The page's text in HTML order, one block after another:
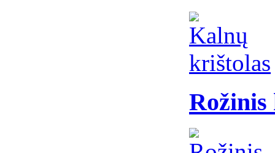
Rožinis